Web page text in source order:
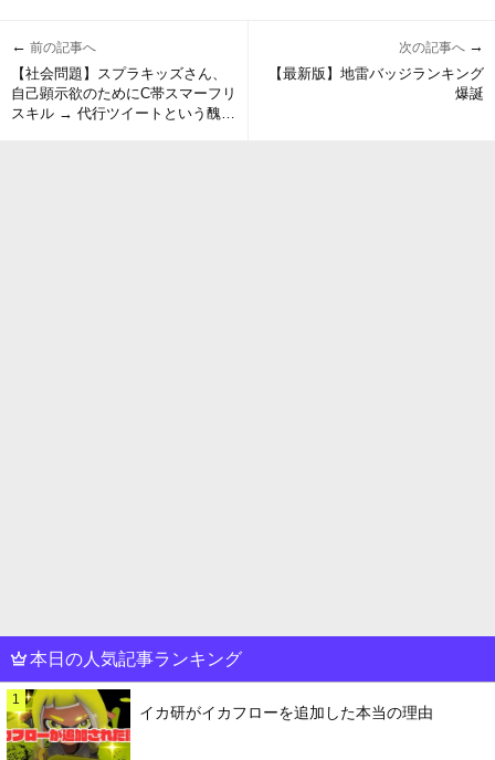
← 前の記事へ
【社会問題】スプラキッズさん、
自己顕示欲のためにC帯スマーフリ
スキル → 代行ツイートという醜悪
次の記事へ →
【最新版】地雷バッジランキング
爆誕
本日の人気記事ランキング
1
イカ研がイカフローを追加した本当の理由